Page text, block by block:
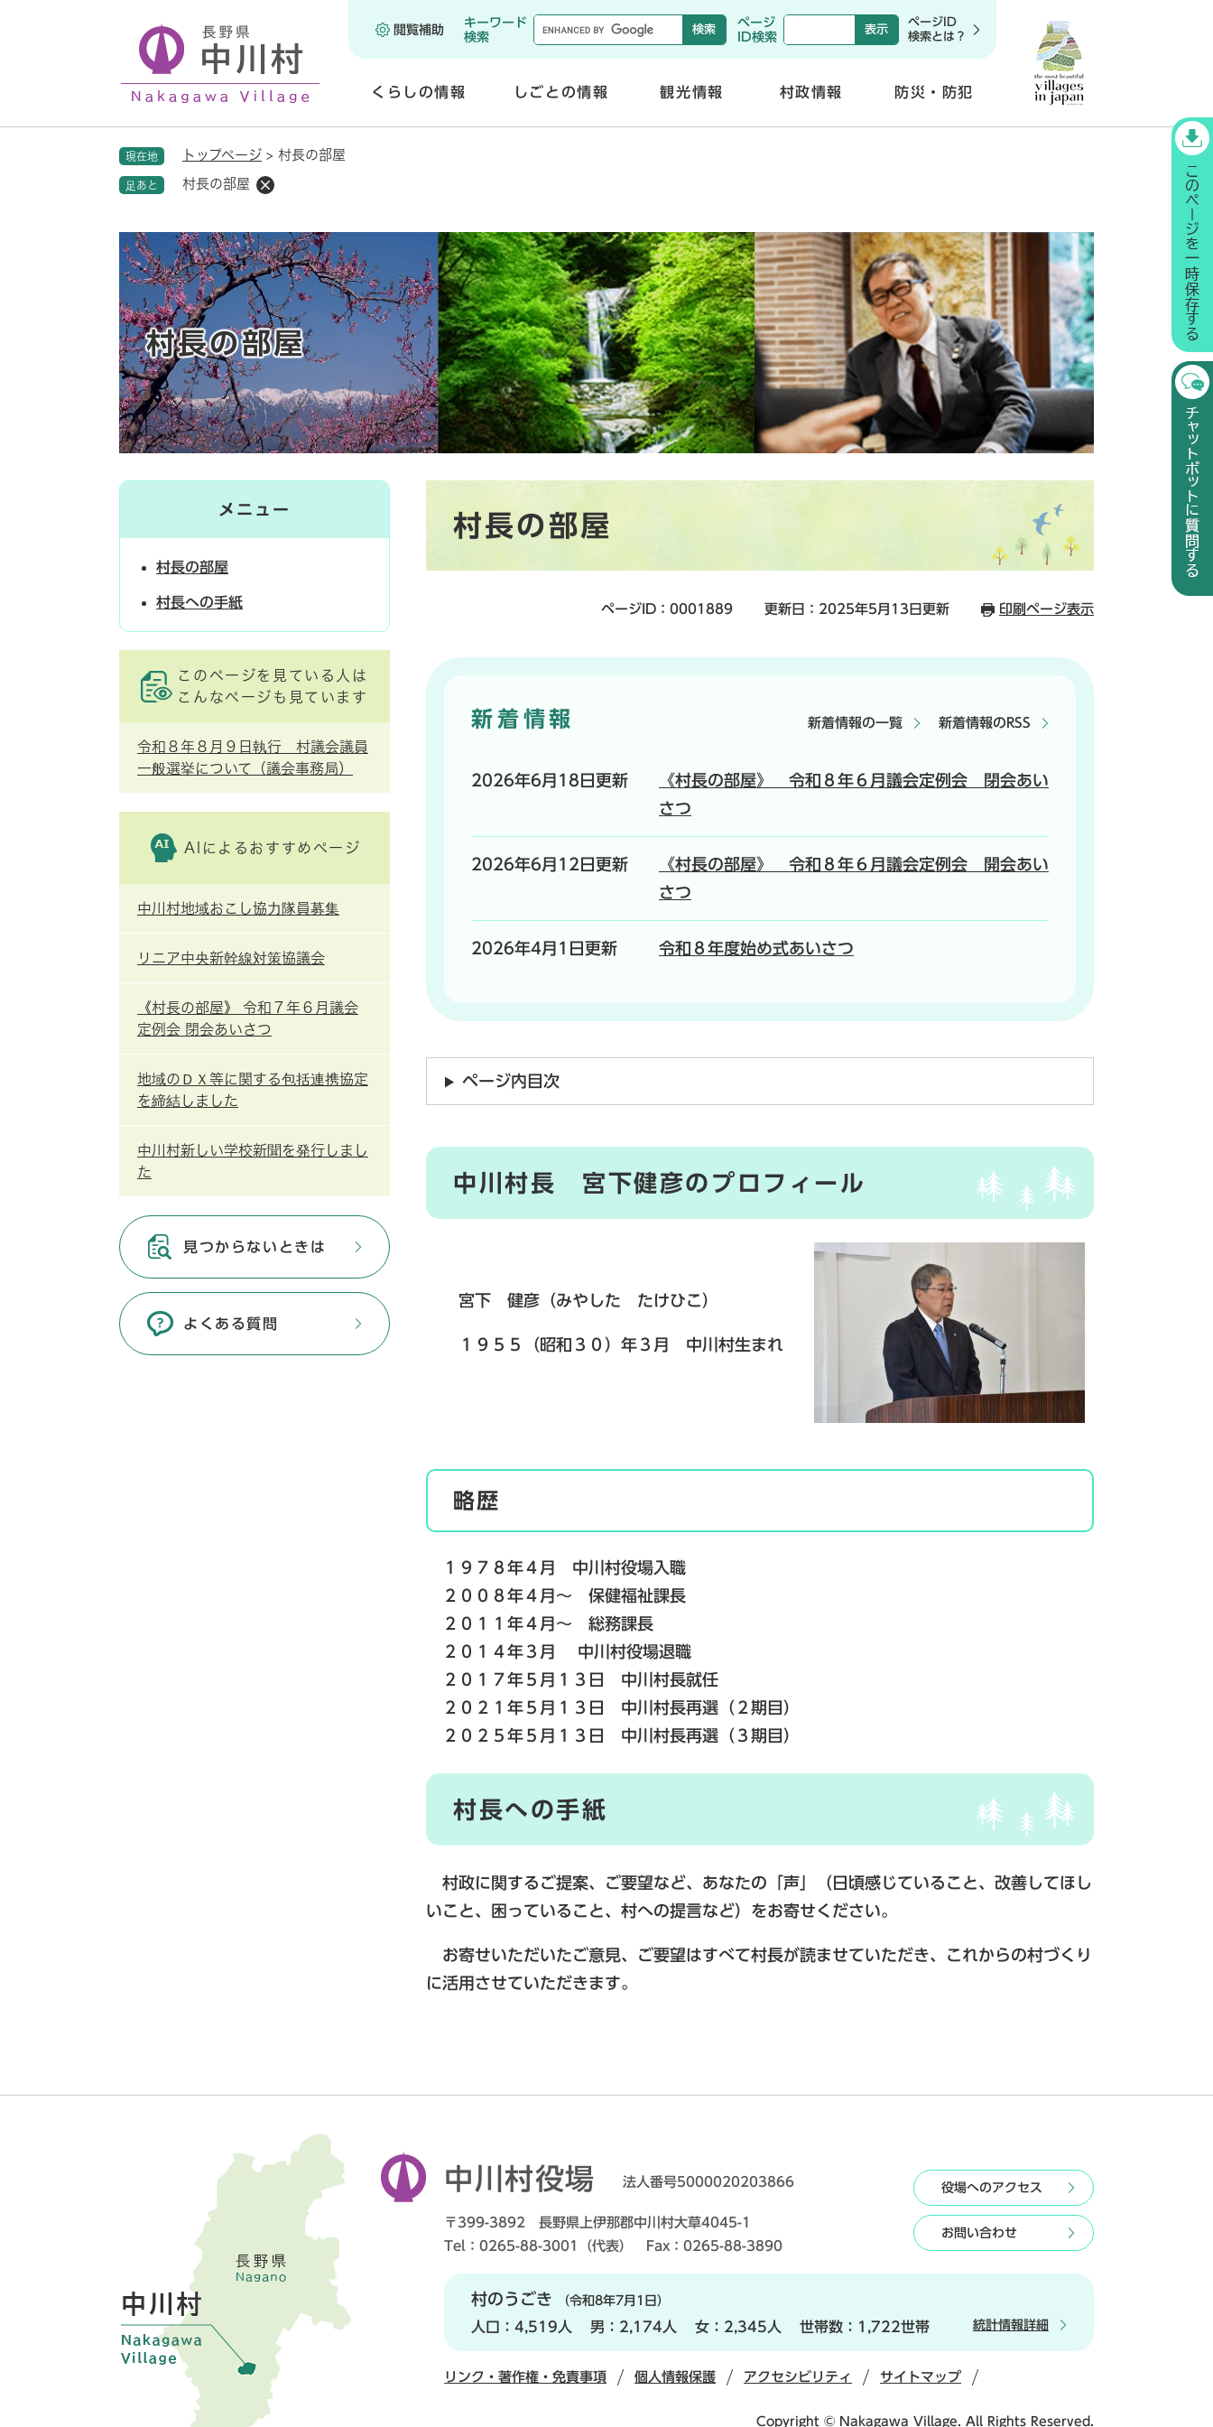
メニューを飛ばして本文へ
閲覧補助
キーワード
検索
ページ
ID検索
ページID
検索とは？
くらしの情報 しごとの情報 観光情報 村政情報 防災・防犯
現在地 トップページ > 村長の部屋
足あと 村長の部屋
村長の部屋
村長の部屋
ページID：0001889 更新日：2025年5月13日更新 印刷ページ表示
新着情報
2026年6月18日更新
《村長の部屋》 令和８年６月議会定例会 閉会あい
さつ
2026年6月12日更新
《村長の部屋》 令和８年６月議会定例会 開会あい
さつ
2026年4月1日更新 令和８年度始め式あいさつ
新着情報の一覧 新着情報のRSS
ページ内目次
中川村長 宮下健彦のプロフィール
宮下 健彦（みやした たけひこ）
１９５５（昭和３０）年３月 中川村生まれ
略歴
１９７８年４月 中川村役場入職
２００８年４月～ 保健福祉課長
２０１１年４月～ 総務課長
２０１４年３月 中川村役場退職
２０１７年５月１３日 中川村長就任
２０２１年５月１３日 中川村長再選（２期目）
２０２５年５月１３日 中川村長再選（３期目）
村長への手紙
村政に関するご提案、ご要望など、あなたの「声」（日頃感じていること、改善してほし
いこと、困っていること、村への提言など）をお寄せください。
お寄せいただいたご意見、ご要望はすべて村長が読ませていただき、これからの村づくり
に活用させていただきます。
メニュー
村長の部屋
村長への手紙
このページを見ている人は
こんなページも見ています
令和８年８月９日執行 村議会議員
一般選挙について（議会事務局）
AIによるおすすめページ
中川村地域おこし協力隊員募集
リニア中央新幹線対策協議会
《村長の部屋》 令和７年６月議会
定例会 閉会あいさつ
地域のＤＸ等に関する包括連携協定
を締結しました
中川村新しい学校新聞を発行しまし
た
見つからないときは
よくある質問
中川村役場 法人番号5000020203866
〒399-3892 長野県上伊那郡中川村大草4045-1
Tel：0265-88-3001（代表） Fax：0265-88-3890
役場へのアクセス
お問い合わせ
村のうごき （令和8年7月1日）
人口： 4,519人 男： 2,174人 女： 2,345人 世帯数： 1,722世帯 統計情報詳細
リンク・著作権・免責事項 個人情報保護 アクセシビリティ サイトマップ
Copyright © Nakagawa Village. All Rights Reserved.